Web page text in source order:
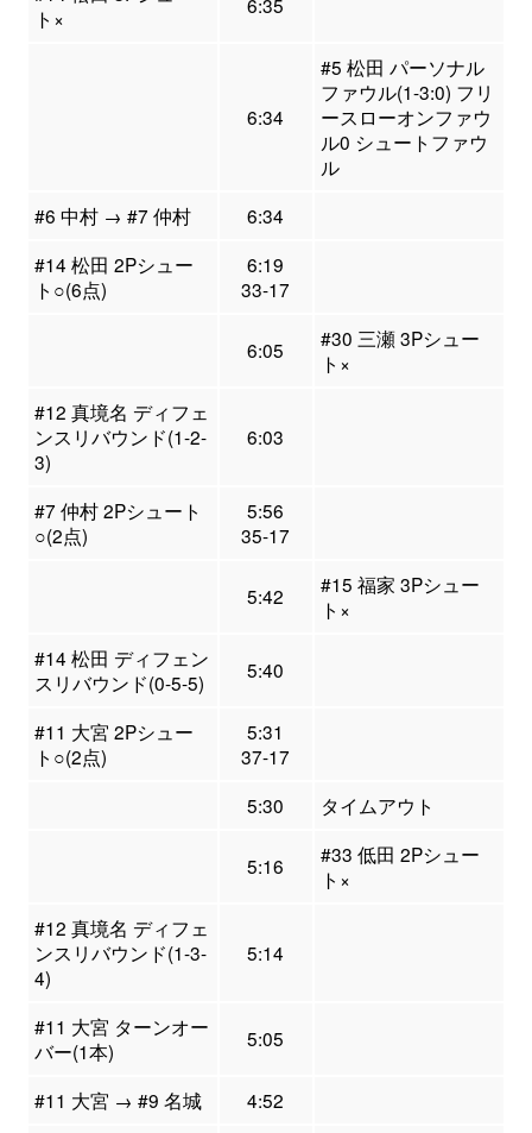
ト×
6:34
#5 松田 パーソナル
ファウル(1-3:0) フリ
ースローオンファウ
ル0 シュートファウ
ル
#6 中村 → #7 仲村
6:34
#14 松田 2Pシュー
ト○(6点)
6:19
33-17
6:05
#30 三瀬 3Pシュー
ト×
#12 真境名 ディフェ
ンスリバウンド(1-2-
3)
6:03
#7 仲村 2Pシュート
○(2点)
5:56
35-17
5:42
#15 福家 3Pシュー
ト×
#14 松田 ディフェン
スリバウンド(0-5-5)
5:40
#11 大宮 2Pシュー
ト○(2点)
5:31
37-17
5:30
タイムアウト
5:16
#33 低田 2Pシュー
ト×
#12 真境名 ディフェ
ンスリバウンド(1-3-
4)
5:14
#11 大宮 ターンオー
バー(1本)
5:05
#11 大宮 → #9 名城
4:52